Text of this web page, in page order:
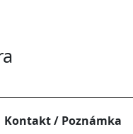
Kontakt / Poznámka